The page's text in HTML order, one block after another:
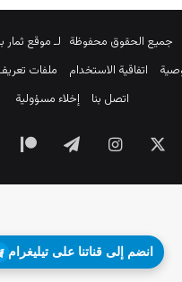
جميع الحقوق محفوظة لـ موقع
اتفاقية الاستخدام ملفات تعريف
اتصل بنا
إخلاء مسؤولية
فيسبوك انستقرام تيلقرام
انضم إلى قناتنا على تيليغرام